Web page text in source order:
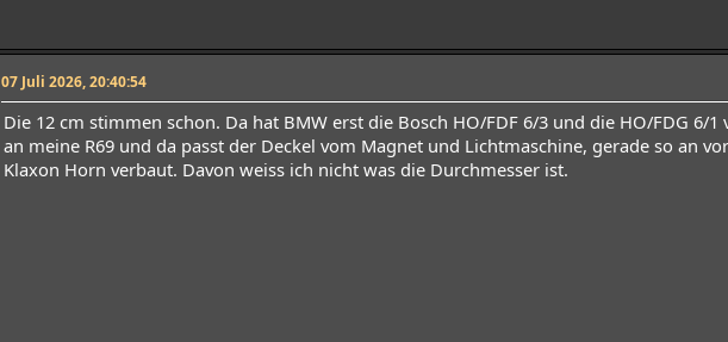
07 Juli 2026, 20:40:54
Die 12 cm stimmen schon. Da hat BMW erst die Bosch HO/FDF 6/3 und die HO/FDG 6/
an meine R69 und da passt der Deckel vom Magnet und Lichtmaschine, gerade so an
Klaxon Horn verbaut. Davon weiss ich nicht was die Durchmesser ist.